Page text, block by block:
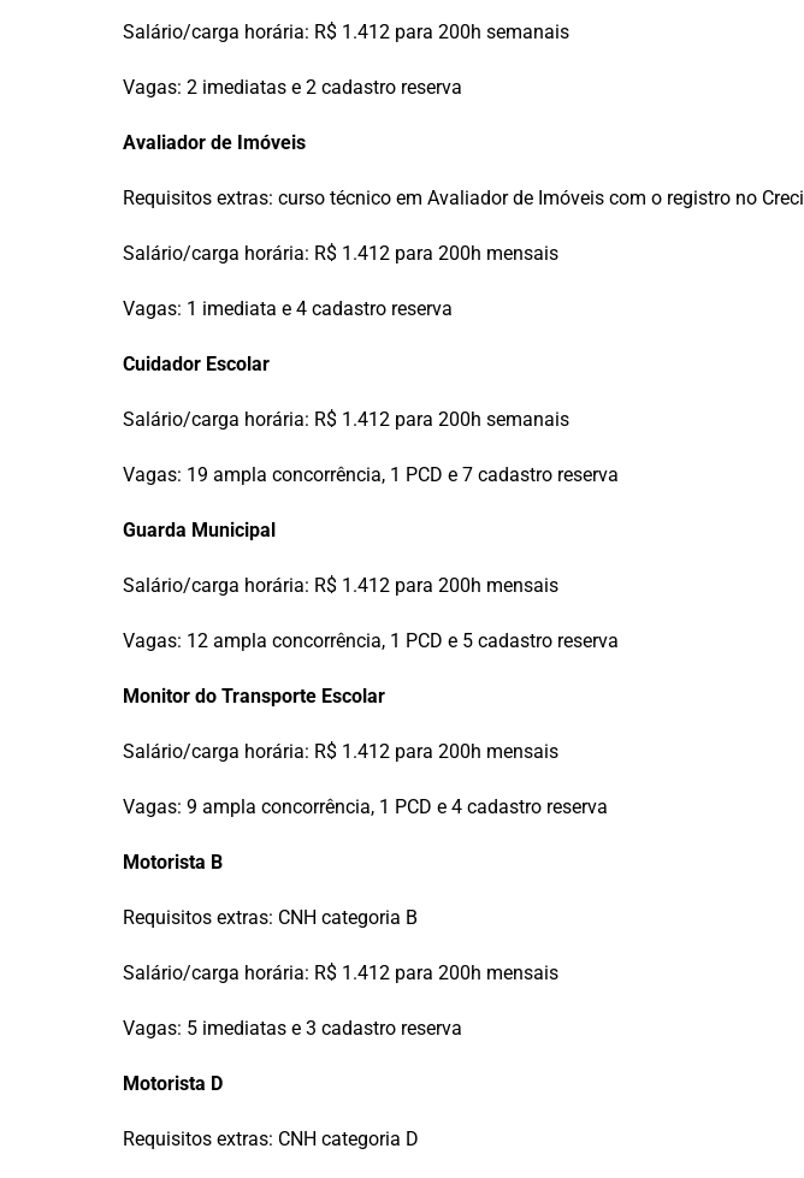
Salário/carga horária: R$ 1.412 para 200h semanais
Vagas: 2 imediatas e 2 cadastro reserva
Avaliador de Imóveis
Requisitos extras: curso técnico em Avaliador de Imóveis com o registro no Creci
Salário/carga horária: R$ 1.412 para 200h mensais
Vagas: 1 imediata e 4 cadastro reserva
Cuidador Escolar
Salário/carga horária: R$ 1.412 para 200h semanais
Vagas: 19 ampla concorrência, 1 PCD e 7 cadastro reserva
Guarda Municipal
Salário/carga horária: R$ 1.412 para 200h mensais
Vagas: 12 ampla concorrência, 1 PCD e 5 cadastro reserva
Monitor do Transporte Escolar
Salário/carga horária: R$ 1.412 para 200h mensais
Vagas: 9 ampla concorrência, 1 PCD e 4 cadastro reserva
Motorista B
Requisitos extras: CNH categoria B
Salário/carga horária: R$ 1.412 para 200h mensais
Vagas: 5 imediatas e 3 cadastro reserva
Motorista D
Requisitos extras: CNH categoria D